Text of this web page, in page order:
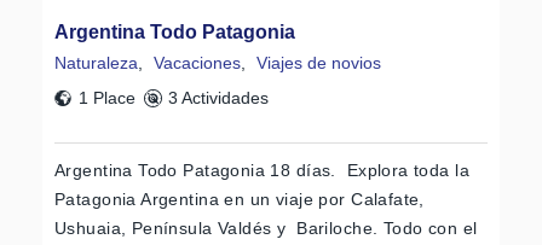
Argentina Todo Patagonia
Naturaleza Vacaciones
Viajes de novios
1 Place
3 Actividades
Argentina Todo Patagonia 18 días. Explora toda la
Patagonia Argentina en un viaje por Calafate,
Ushuaia, Península Valdés y Bariloche. Todo con el